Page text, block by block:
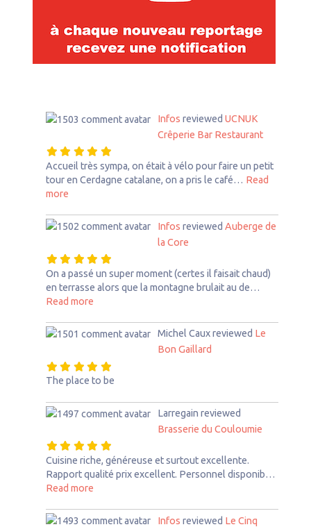
Infos reviewed UCNUK
Crêperie Bar Restaurant
Accueil très sympa, on était à vélo pour faire un petit
tour en Cerdagne catalane, on a pris le café… Read
moreabout this listing
Infos reviewed Auberge de
la Core
On a passé un super moment (certes il faisait chaud)
en terrasse alors que la montagne brulait au de…
Read moreabout this listing
Michel Caux reviewed Le
Bon Gaillard
The place to be
Larregain reviewed
Brasserie du Couloumie
Cuisine riche, généreuse et surtout excellente.
Rapport qualité prix excellent. Personnel disponib…
Read moreabout this listing
Infos reviewed Le Cinq